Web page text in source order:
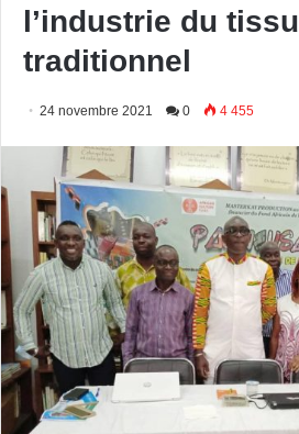
l’industrie du tissu
traditionnel
24 novembre 2021 0 4 455